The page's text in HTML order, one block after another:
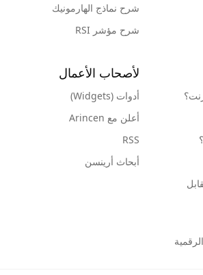
شرح نماذج الهارمونيك
شرح مؤشر RSI
لأصحاب الأعمال
أدوات (Widgets)
أعلن مع Arincen
RSS
أبحاث أرينسن